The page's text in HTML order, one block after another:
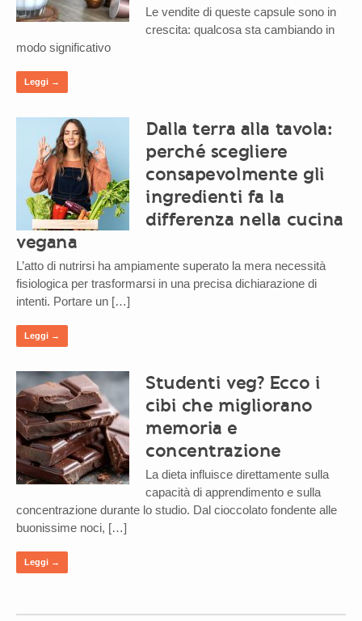
Le vendite di queste capsule sono in
crescita: qualcosa sta cambiando in
modo significativo
Leggi →
Dalla terra alla tavola:
perché scegliere
consapevolmente gli
ingredienti fa la
differenza nella cucina
vegana
L’atto di nutrirsi ha ampiamente superato la mera necessità
fisiologica per trasformarsi in una precisa dichiarazione di
intenti. Portare un […]
Leggi →
Studenti veg? Ecco i
cibi che migliorano
memoria e
concentrazione
La dieta influisce direttamente sulla
capacità di apprendimento e sulla
concentrazione durante lo studio. Dal cioccolato fondente alle
buonissime noci, […]
Leggi →